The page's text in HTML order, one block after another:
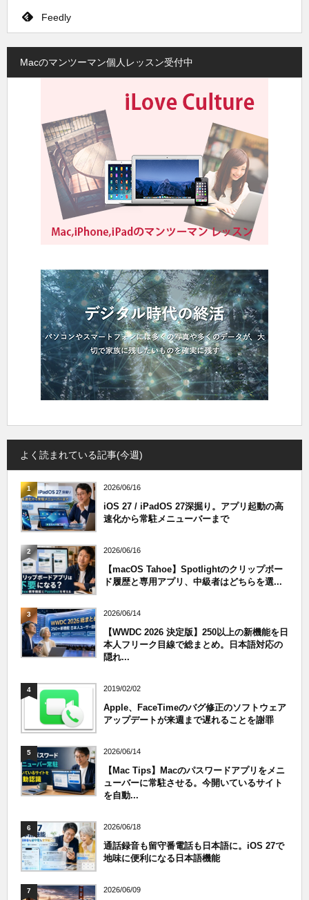
Feedly
Macのマンツーマン個人レッスン受付中
よく読まれている記事(今週)
1 2026/06/16
iOS 27 / iPadOS 27深掘り。アプリ起動の高
速化から常駐メニューバーまで
2 2026/06/16
【macOS Tahoe】Spotlightのクリップボー
ド履歴と専用アプリ、中級者はどちらを選...
3 2026/06/14
【WWDC 2026 決定版】250以上の新機能を日
本人フリーク目線で総まとめ。日本語対応の
隠れ...
4 2019/02/02
Apple、FaceTimeのバグ修正のソフトウェア
アップデートが来週まで遅れることを謝罪
5 2026/06/14
【Mac Tips】Macのパスワードアプリをメニ
ューバーに常駐させる。今開いているサイト
を自動...
6 2026/06/18
通話録音も留守番電話も日本語に。iOS 27で
地味に便利になる日本語機能
7 2026/06/09